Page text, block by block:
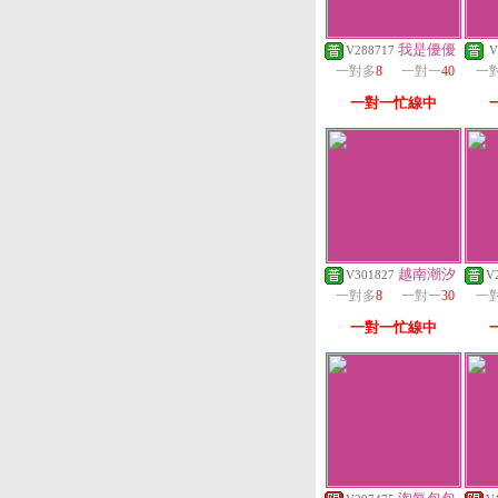
V288717 我是優優
一對多8 一對一40
一對一忙線中
一
V301827 越南潮汐
一對多8 一對一30
一對一忙線中
一